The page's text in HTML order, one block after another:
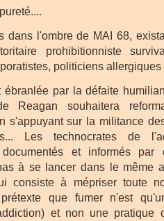
l'ombre de MAI 68,
prohibitionniste
politiciens
par la défaite
Reagan souhaitera
s'appuyant sur la militance
Les technocrates de
documentés et informés par
à se lancer dans le même
consiste à mépriser toute
que fumer n'est
et non une pratique